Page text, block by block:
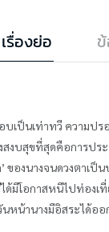
เรื่องย่อ
เป็นเท่าทวี ความป
งบสุขที่สุดคือการป
ของนางจนดวงตาเ
ด้มีโอกาสหนีไปท่อ
นหน้านางมีอิสระได้อ